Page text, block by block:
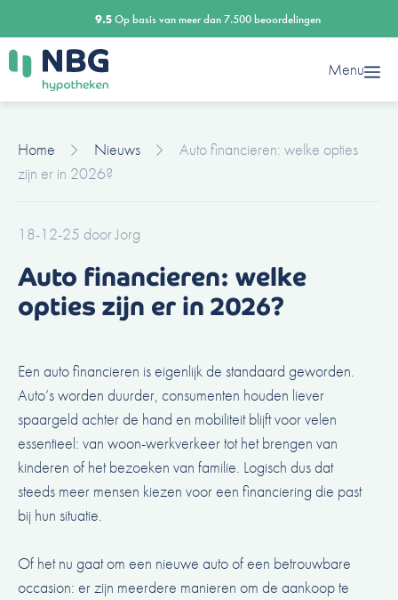
naar
de
inhoud
9.5Op basis van meer dan 7.500 beoordelingen
Menu
Home Nieuws
Auto financieren: welke opties
zijn er in 2026?
18-12-25 doorJorg
Auto financieren: welke
opties zijn er in 2026?
Een auto financieren is eigenlijk de standaard geworden.
Auto’s worden duurder, consumenten houden liever
spaargeld achter de hand en mobiliteit blijft voor velen
essentieel: van woon-werkverkeer tot het brengen van
kinderen of het bezoeken van familie. Logisch dus dat
steeds meer mensen kiezen voor een financiering die past
bij hun situatie.
Of het nu gaat om een nieuwe auto of een betrouwbare
occasion: er zijn meerdere manieren om de aankoop te